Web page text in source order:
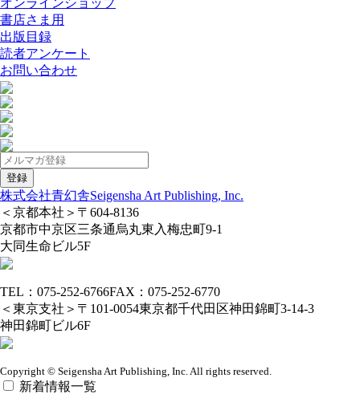
オンラインショップ
書店さま用
出版目録
読者アンケート
お問い合わせ
株式会社青幻舎Seigensha Art Publishing, Inc.
＜京都本社＞ 〒604-8136
京都市中京区三条通烏丸東入梅忠町9-1
大同生命ビル5F
TEL：075-252-6766FAX：075-252-6770
＜東京支社＞ 〒101-0054東京都千代田区神田錦町3-14-3
神田錦町ビル6F
Copyright © Seigensha Art Publishing, Inc. All rights reserved.
新着情報一覧